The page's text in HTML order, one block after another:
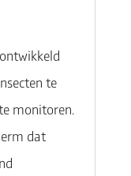
te
monitoren.
dat